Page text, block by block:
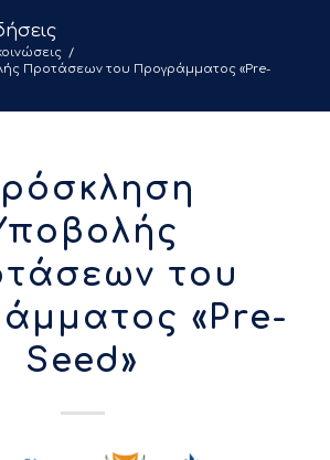
/
Προτάσεων του Προγράμματος «Pre-
του
«Pre-
Seed»